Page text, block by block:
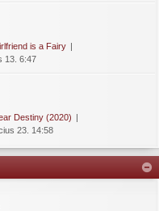
is a Fairy
13. 6:47
Destiny (2020)
23. 14:58